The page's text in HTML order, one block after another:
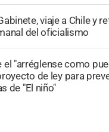
viaje a Chile y
del oficialismo
el "arréglense como
de ley para
de "El niño"